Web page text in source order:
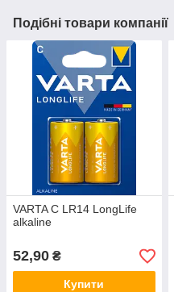
Подібні товари компанії
VARTA C LR14 LongLife
alkaline
52,90 ₴
Купити